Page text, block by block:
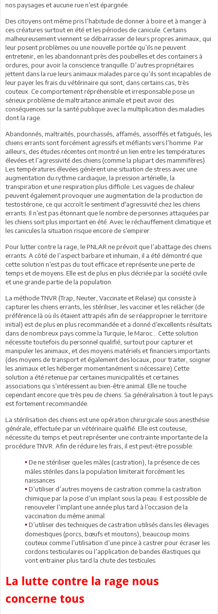
nos paysages et aucune rue n’est épargnée.
Des citoyens ont même pris l’habitude de donner à boire et à manger à
ces créatures surtout en été et les périodes de canicule. Certains
malheureusement viennent se débarrasser de leurs propres animaux, qui
leur posent problèmes ou une nouvelle portée qu’ils ne peuvent
entretenir, en les abandonnant près des poubelles et des containers à
ordures, pour avoir la conscience tranquille. D’autres propriétaires
jettent dans la rue leurs animaux malades parce qu’ils sont incapables de
leur payer les frais du vétérinaire qui sont, dans certains cas, très
couteux. Ce comportement répréhensible et irresponsable pose un
sérieux problème de maltraitance animale et peut avoir des
conséquences sur la santé publique avec la multiplication des maladies
dont la rage.
Abandonnés, maltraités, pourchassés, affamés, assoiffés et fatigués, les
chiens errants sont forcément agressifs et méfiants vers l’homme. Par
ailleurs, des études récentes ont montré un lien entre les températures
élevées et l’agressivité des chiens (comme la plupart des mammifères).
Les températures élevées génèrent une situation de stress avec une
augmentation du rythme cardiaque, la pression artérielle, la
transpiration et une respiration plus difficile. Les vagues de chaleur
peuvent également provoquer une augmentation de la production de
testostérone, ce qui accroît le sentiment d'agressivité chez les chiens
errants. Il n’est pas étonnant que le nombre de personnes attaquées par
les chiens soit plus important en été. Avec le réchauffement climatique et
les canicules la situation risque encore de s’empirer.
Pour lutter contre la rage, le PNLAR ne prévoit que l’abattage des chiens
errants. A côté de l’aspect barbare et inhumain, il a été démontré que
cette solution n’est pas du tout efficace et représente une perte de
temps et de moyens. Elle est de plus en plus décriée par la société civile
et une grande partie de la population.
La méthode TNVR (Trap, Neuter, Vaccinate et Relase) qui consiste à
capturer les chiens errants, les stériliser, les vacciner et les relâcher (de
préférence là où ils étaient attrapés afin de se réapproprier le territoire
initial) est de plus en plus recommandée et a donné d’excellents résultats
dans de nombreux pays comme la Turquie, le Maroc… Cette solution
nécessite toutefois du personnel qualifié, surtout pour capturer et
manipuler les animaux, et des moyens matériels et financiers importants
(des moyens de transport et également des locaux, pour traiter, soigner
les animaux et les héberger momentanément si nécessaire).Cette
solution a été retenue par certaines municipalités et certaines
associations qui s’intéressent au bien-être animal. Elle ne touche
cependant encore que très peu de chiens. Sa généralisation à tout le pays
est fortement recommandée.
La stérilisation des chiens est une opération chirurgicale sous anesthésie
générale, effectuée par un vétérinaire qualifié. Elle est couteuse,
nécessite du temps et peut représenter une contrainte importante de la
procédure TNVR. Afin de réduire les frais, il est peut-être possible:
• De ne stériliser que les mâles (castration), la présence de ces
mâles stériles dans la population limiterait forcément les
naissances
• D’utiliser d’autres moyens de castration comme la castration
chimique par la pose d’un implant sous la peau. Il est possible de
renouveler l’implant une année plus tard à l’occasion de la
vaccination du même animal.
• D’utiliser des techniques de castration utilisés dans les élevages
domestiques (porcs, bœufs et moutons), beaucoup moins
couteux comme l’utilisation d’une pince à castrer pour écraser les
cordons testiculaires ou l’application de bandes élastiques qui
vont entrainer plus tard la chute des testicules.
La lutte contre la rage nous
concerne tous